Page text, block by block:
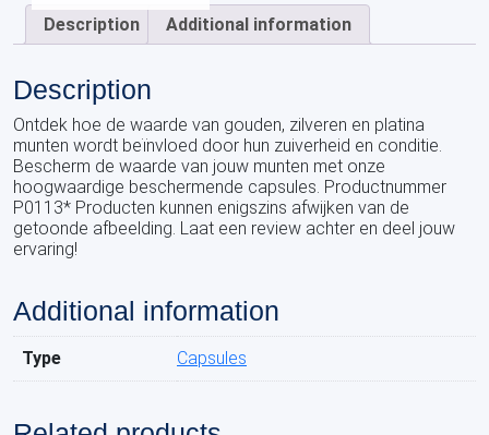
Description Additional information
Description
Ontdek hoe de waarde van gouden, zilveren en platina
munten wordt beïnvloed door hun zuiverheid en conditie.
Bescherm de waarde van jouw munten met onze
hoogwaardige beschermende capsules. Productnummer
P0113* Producten kunnen enigszins afwijken van de
getoonde afbeelding. Laat een review achter en deel jouw
ervaring!
Additional information
Type Capsules